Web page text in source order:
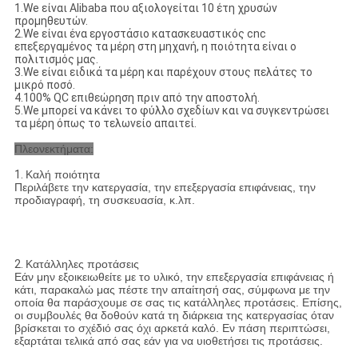
1.We είναι Alibaba που αξιολογείται 10 έτη χρυσών
προμηθευτών.
2.We είναι ένα εργοστάσιο κατασκευαστικός cnc
επεξεργαμένος τα μέρη στη μηχανή, η ποιότητα είναι ο
πολιτισμός μας.
3.We είναι ειδικά τα μέρη και παρέχουν στους πελάτες το
μικρό ποσό.
4.100% QC επιθεώρηση πριν από την αποστολή.
5.We μπορεί να κάνει το φύλλο σχεδίων και να συγκεντρώσει
τα μέρη όπως το τελωνείο απαιτεί.
Πλεονεκτήματα:
1. Καλή ποιότητα
Περιλάβετε την κατεργασία, την επεξεργασία επιφάνειας, την
προδιαγραφή, τη συσκευασία, κ.λπ.
2. Κατάλληλες προτάσεις
Εάν μην εξοικειωθείτε με το υλικό, την επεξεργασία επιφάνειας ή
κάτι, παρακαλώ μας πέστε την απαίτησή σας, σύμφωνα με την
οποία θα παράσχουμε σε σας τις κατάλληλες προτάσεις. Επίσης,
οι συμβουλές θα δοθούν κατά τη διάρκεια της κατεργασίας όταν
βρίσκεται το σχέδιό σας όχι αρκετά καλό. Εν πάση περιπτώσει,
εξαρτάται τελικά από σας εάν για να υιοθετήσει τις προτάσεις.